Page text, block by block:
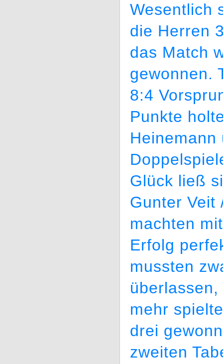
Wesentlich
die Herren
das Match
gewonnen.
8:4
Punkte
Glück ließ
Gunter Veit
machten
Erfolg
mussten
mehr
drei
zweiten